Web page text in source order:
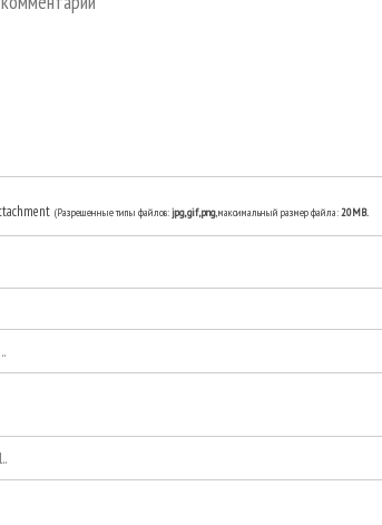
(Разрешенные типы файлов:jpg, gif, png, максимальный размер файла:20MB.